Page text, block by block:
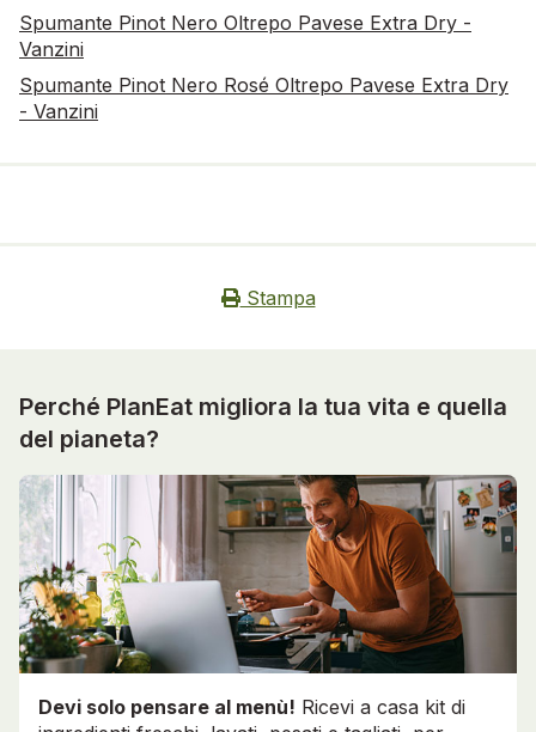
Spumante Pinot Nero Oltrepo Pavese Extra Dry -
Vanzini
Spumante Pinot Nero Rosé Oltrepo Pavese Extra Dry
- Vanzini
Stampa
Perché PlanEat migliora la tua vita e quella
del pianeta?
Devi solo pensare al menù! Ricevi a casa kit di